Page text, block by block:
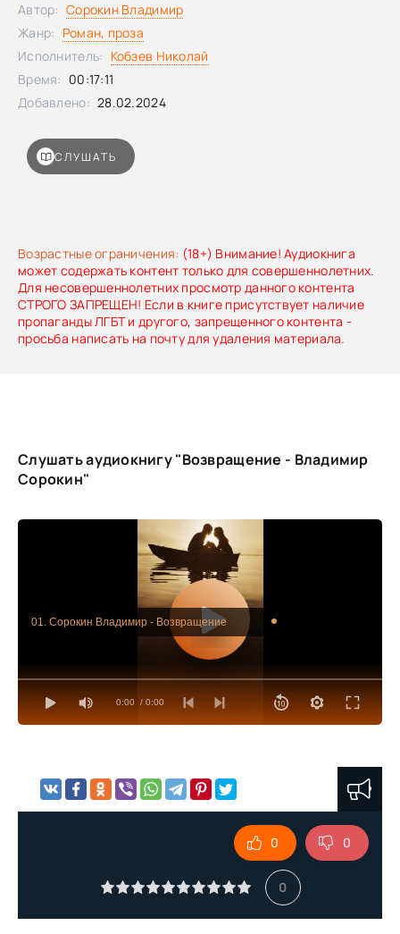
Возрастные ограничения: (18+) Внимание! Аудиокнига
может содержать контент только для совершеннолетних.
Для несовершеннолетних просмотр данного контента
СТРОГО ЗАПРЕЩЕН! Если в книге присутствует наличие
пропаганды ЛГБТ и другого, запрещенного контента -
просьба написать на почту для удаления материала.
СЛУШАТЬ
Автор: Сорокин Владимир
Жанр: Роман, проза
Исполнитель: Кобзев Николай
Время: 00:17:11
Добавлено: 28.02.2024
Слушать аудиокнигу "Возвращение - Владимир
Сорокин"
0:00 / 0:00
01. Сорокин Владимир - Возвращение
0
0 0